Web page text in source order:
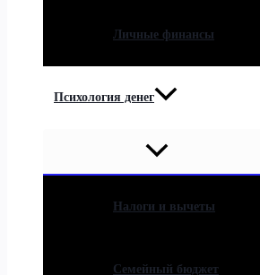
Личные финансы
Психология денег
Налоги и вычеты
Семейный бюджет